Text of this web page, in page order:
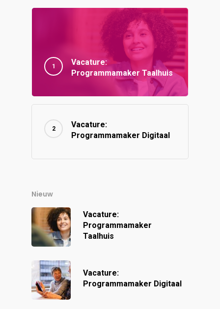
Vacature:
Programmamaker Taalhuis
Vacature:
Programmamaker Digitaal
Nieuw
Vacature:
Programmamaker
Taalhuis
Vacature:
Programmamaker Digitaal